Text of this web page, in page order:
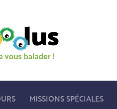
MISSIONS SPÉCIALES